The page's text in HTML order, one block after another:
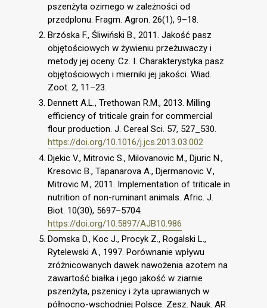
pszenżyta ozimego w zależności od
przedplonu. Fragm. Agron. 26(1), 9–18.
Brzóska F., Śliwiński B., 2011. Jakość pasz
objętościowych w żywieniu przeżuwaczy i
metody jej oceny. Cz. I. Charakterystyka pasz
objętościowych i mierniki jej jakości. Wiad.
Zoot. 2, 11–23.
Dennett A.L., Trethowan R.M., 2013. Milling
efficiency of triticale grain for commercial
flour production. J. Cereal Sci. 57, 527_530.
https://doi.org/10.1016/j.jcs.2013.03.002
Djekic V., Mitrovic S., Milovanovic M., Djuric N.,
Kresovic B., Tapanarova A., Djermanovic V.,
Mitrovic M., 2011. Implementation of triticale in
nutrition of non-ruminant animals. Afric. J.
Biot. 10(30), 5697–5704.
https://doi.org/10.5897/AJB10.986
Domska D., Koc J., Procyk Z., Rogalski L.,
Rytelewski A., 1997. Porównanie wpływu
zróżnicowanych dawek nawożenia azotem na
zawartość białka i jego jakość w ziarnie
pszenżyta, pszenicy i żyta uprawianych w
północno-wschodniej Polsce. Zesz. Nauk. AR